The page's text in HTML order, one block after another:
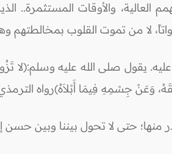
العالية، والأوقات المستثمرة..
لا من تموت القلوب بمخالطتهم
يقول صلى الله عليه وسلم:(لا
وَعَنْ جِسْمِهِ فِيمَا أَبْلاَهُ)رواه
حتى لا تحول بيننا وبين حسن